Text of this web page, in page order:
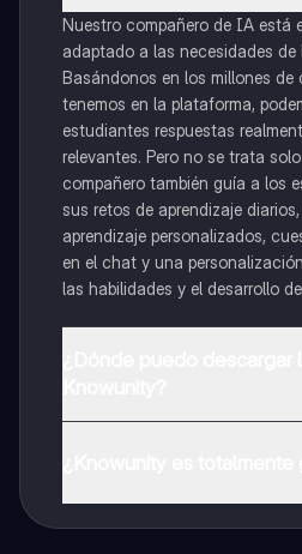
Nuestro compañero de IA está
adaptado a las necesidades de
Basándonos en los millones de
tenemos en la plataforma,
estudiantes respuestas
relevantes. Pero no se trata
compañero también guía a los
sus retos de aprendizaje
aprendizaje personalizados,
en el chat y una
las habilidades y el desarrollo